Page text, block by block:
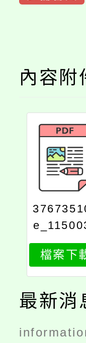
內容附
1
檔案下
最新消